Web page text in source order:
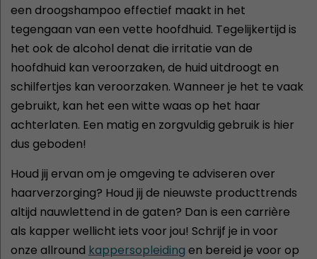
een droogshampoo effectief maakt in het
tegengaan van een vette hoofdhuid. Tegelijkertijd is
het ook de alcohol denat die irritatie van de
hoofdhuid kan veroorzaken, de huid uitdroogt en
schilfertjes kan veroorzaken. Wanneer je het te vaak
gebruikt, kan het een witte waas op het haar
achterlaten. Een matig en zorgvuldig gebruik is hier
dus geboden!
Houd jij ervan om je omgeving te adviseren over
haarverzorging? Houd jij de nieuwste producttrends
altijd nauwlettend in de gaten? Dan is een carrière
als kapper wellicht iets voor jou! Schrijf je in voor
onze allround kappersopleiding en bereid je voor op